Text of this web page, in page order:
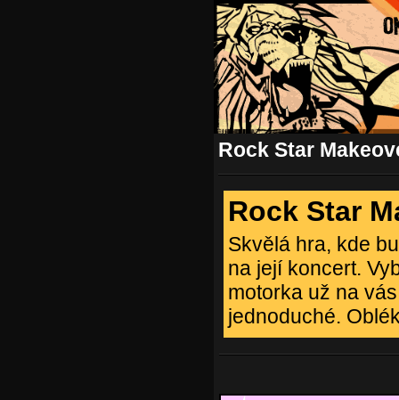
Rock Star
Rock Star
Skvělá hra, kde
na její koncert.
motorka už na
jednoduché.